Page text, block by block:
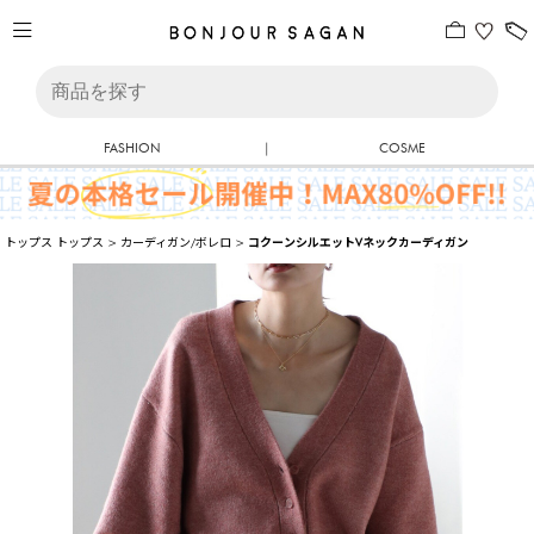
FASHION | COSME
トップス トップス > カーディガン/ボレロ > コクーンシルエットVネックカーディガン